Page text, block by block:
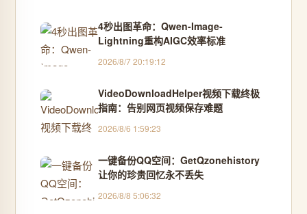
4秒出图革命：Qwen-Image-
Lightning重构AIGC效率标准
2026/8/7 20:19:12
VideoDownloadHelper视频下载终极
指南：告别网页视频保存难题
2026/8/6 1:59:23
一键备份QQ空间：GetQzonehistory
让你的珍贵回忆永不丢失
2026/8/8 5:06:32